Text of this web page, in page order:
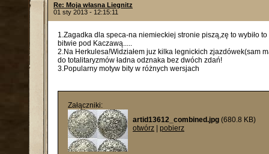
Re: Moja własna Liegnitz
01 sty 2013 - 12:15:11
1.Zagadka dla speca-na niemieckiej stronie piszą,zę to wybiło
bitwie pod Kaczawą.....
2.Na Herkulesa!Widziałem juz kilka legnickich zjazdówek(sam
do totalitaryzmów ładna odznaka bez dwóch zdań!
3.Popularny motyw bity w różnych wersjach
Załączniki:
artid13612_combined.jpg (680.8 KB)
otwórz
pobierz